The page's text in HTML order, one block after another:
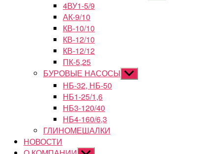
подменю
4ВУ1-5/9
АК-9/10
КВ-10/10
КВ-12/10
КВ-12/12
ПК-5,25
БУРОВЫЕ НАСОСЫ Показывать
подменю
НБ-32, НБ-50
НБ1-25/1,6
НБ3-120/40
НБ4-160/6,3
ГЛИНОМЕШАЛКИ
НОВОСТИ